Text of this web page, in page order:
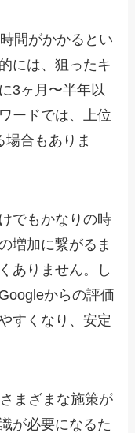
間がかかるとい
には、狙ったキ
3ヶ月〜半年以
ードでは、上位
合もありま
でもかなりの時
増加に繋がるま
ありません。し
からの評価
すくなり、安定
まざまな施策が
が必要になるた